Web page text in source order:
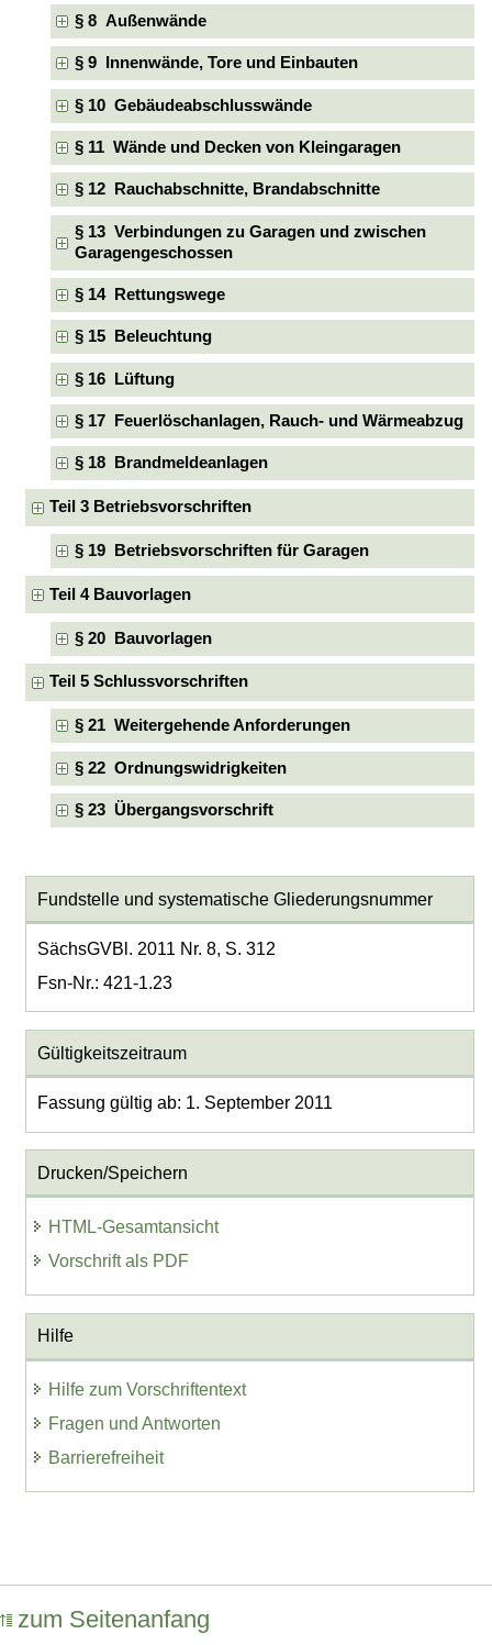
§ 8 Außenwände
§ 9 Innenwände, Tore und Einbauten
§ 10 Gebäudeabschlusswände
§ 11 Wände und Decken von Kleingaragen
§ 12 Rauchabschnitte, Brandabschnitte
§ 13 Verbindungen zu Garagen und zwischen
Garagengeschossen
§ 14 Rettungswege
§ 15 Beleuchtung
§ 16 Lüftung
§ 17 Feuerlöschanlagen, Rauch- und Wärmeabzug
§ 18 Brandmeldeanlagen
Teil 3 Betriebsvorschriften
§ 19 Betriebsvorschriften für Garagen
Teil 4 Bauvorlagen
§ 20 Bauvorlagen
Teil 5 Schlussvorschriften
§ 21 Weitergehende Anforderungen
§ 22 Ordnungswidrigkeiten
§ 23 Übergangsvorschrift
Fundstelle und systematische Gliederungsnummer
SächsGVBl. 2011 Nr. 8, S. 312
Fsn-Nr.: 421-1.23
Gültigkeitszeitraum
Fassung gültig ab: 1. September 2011
Drucken/Speichern
HTML-Gesamtansicht
Vorschrift als PDF
Hilfe
Hilfe zum Vorschriftentext
Fragen und Antworten
Barrierefreiheit
zum Seitenanfang